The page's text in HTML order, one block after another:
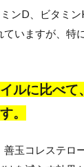
ンD、ビタミ
ていますが、特
ルに比べて
。
善玉コレステロ